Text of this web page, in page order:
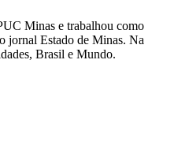
Minas e trabalhou como
jornal Estado de Minas. Na
Brasil e Mundo.